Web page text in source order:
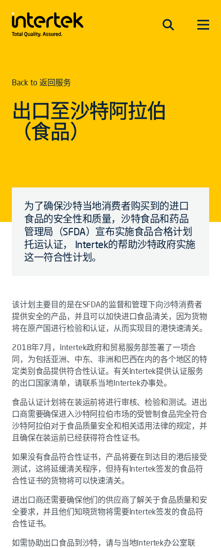
Back to 返回服务
出口至沙特阿拉伯
（食品）
为了确保沙特当地消费者购买到的进口
食品的安全性和质量，沙特食品和药品
管理局（SFDA）宣布实施食品合格计划
托运认证， Intertek的帮助沙特政府实施
这一符合性计划。
该计划主要目的是在SFDA的监督和管理下向沙特消费者
提供安全的产品，并且可以加快进口食品清关，因为货物
将在原产国进行检验和认证，从而实现目的港快速清关。
2018年7月，Intertek政府和贸易服务部签署了一项合
同，为包括亚洲、中东、非洲和巴西在内的各个地区的特
定类别食品提供符合性认证。有关Intertek提供认证服务
的出口国家清单，请联系当地Intertek办事处。
食品认证计划将在装运前将进行审核、检验和测试。进出
口商需要确保进入沙特阿拉伯市场的受管制食品完全符合
沙特阿拉伯对于食品质量安全和相关适用法律的规定，并
且确保在装运前已经获得符合性证书。
如果没有食品符合性证书，产品将要在到达目的港后接受
测试，这将延缓清关程序，但持有Intertek签发的食品符
合性证书的货物将可以快速清关。
进出口商还需要确保他们的供应商了解关于食品质量和安
全要求，并且他们知晓货物将需要Intertek签发的食品符
合性证书。
如需协助出口食品到沙特，请与当地Intertek办公室联